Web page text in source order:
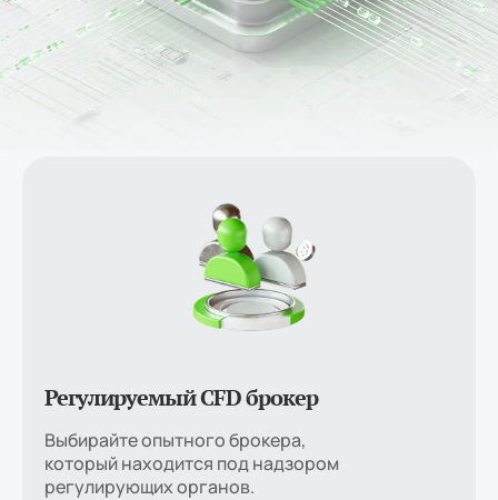
Регулируемый CFD брокер
Выбирайте опытного брокера,
который находится под надзором
регулирующих органов.